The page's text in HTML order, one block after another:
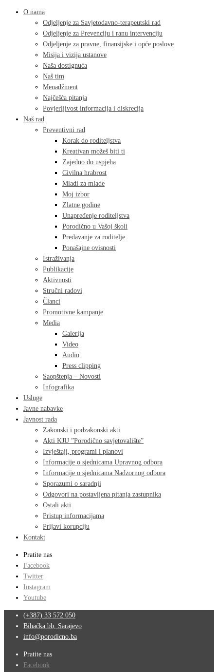
O nama
Odjeljenje za Savjetodavno-terapeutski rad
Odjeljenje za Prevenciju i ranu intervenciju
Odjeljenje za pravne, finansijske i opće poslove
Misija i vizija ustanove
Naša dostignuća
Naš tim
Menadžment
Najčešća pitanja
Povjerljivost informacija i diskrecija
Naš rad
Preventivni rad
Korak do roditeljstva
Kreativan možeš biti ti
Zajedno do uspjeha
Civilna hrabrost
Mladi za mlade
Moj izbor
Zlatne godine
Unapređenje roditeljstva
Porodično u Vašoj školi
Predavanje za roditelje
Ponašajne ovisnosti
Istraživanja
Publikacije
Aktivnosti
Stručni radovi
Članci
Promotivne kampanje
Media
Galerija
Video
Audio
Press clipping
Saopštenja – Novosti
Infografika
Usluge
Javne nabavke
Javnost rada
Zakonski i podzakonski akti
Akti KJU ”Porodično savjetovalište”
Izvještaji, programi i planovi
Informacije o sjednicama Upravnog odbora
Informacije o sjednicama Nadzornog odbora
Sporazumi o saradnji
Odgovori na postavljena pitanja zastupnika
Ostali akti
Pristup informacijama
Prijavi korupciju
Kontakt
Pratite nas
Facebook
Twitter
Instagram
Youtube
(+387) 33 572 050
Bihaćka bb, Sarajevo
info@porodicno.ba
Pratite nas
Facebook